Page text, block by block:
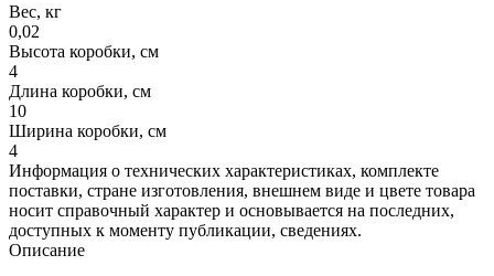
Вес, кг
0,02
Высота коробки, см
4
Длина коробки, см
10
Ширина коробки, см
4
Информация о технических характеристиках, комплекте
поставки, стране изготовления, внешнем виде и цвете товара
носит справочный характер и основывается на последних,
доступных к моменту публикации, сведениях.
Описание